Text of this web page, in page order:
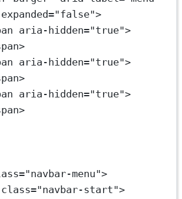
="false">
aria-hidden="true">
>
aria-hidden="true">
>
aria-hidden="true">
>
="navbar-menu">
class="navbar-start">